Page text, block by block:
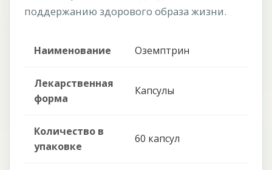
поддержанию здорового образа жизни.
Наименование Оземптрин
Лекарственная
форма
Капсулы
Количество в
упаковке
60 капсул